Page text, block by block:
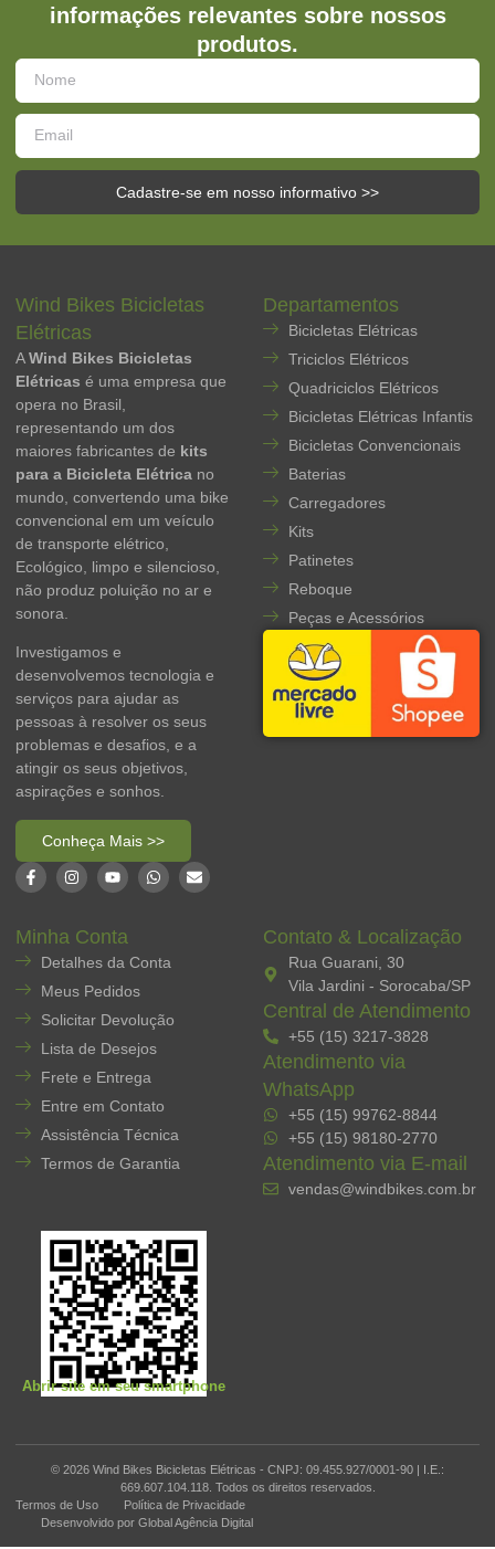
informações relevantes sobre nossos
produtos.
Cadastre-se em nosso informativo >>
Wind Bikes Bicicletas
Elétricas
AWind Bikes Bicicletas
Elétricas é uma empresa que
opera no Brasil,
representando um dos
maiores fabricantes de kits
para a Bicicleta Elétrica no
mundo, convertendo uma bike
convencional em um veículo
de transporte elétrico,
Ecológico, limpo e silencioso,
não produz poluição no ar e
sonora.
Investigamos e
desenvolvemos tecnologia e
serviços para ajudar as
pessoas à resolver os seus
problemas e desafios, e a
atingir os seus objetivos,
aspirações e sonhos.
Conheça Mais >>
Departamentos
Bicicletas Elétricas
Triciclos Elétricos
Quadriciclos Elétricos
Bicicletas Elétricas Infantis
Bicicletas Convencionais
Baterias
Carregadores
Kits
Patinetes
Reboque
Peças e Acessórios
Minha Conta
Detalhes da Conta
Meus Pedidos
Solicitar Devolução
Lista de Desejos
Frete e Entrega
Entre em Contato
Assistência Técnica
Termos de Garantia
Abrir site em seu smartphone
Contato & Localização
Rua Guarani, 30
Vila Jardini - Sorocaba/SP
Central de Atendimento
+55 (15) 3217-3828
Atendimento via
WhatsApp
+55 (15) 99762-8844
+55 (15) 98180-2770
Atendimento via E-mail
vendas@windbikes.com.br
© 2026 Wind Bikes Bicicletas Elétricas - CNPJ: 09.455.927/0001-90 | I.E.:
669.607.104.118. Todos os direitos reservados.
Termos de Uso
Política de Privacidade
Desenvolvido por Global Agência Digital